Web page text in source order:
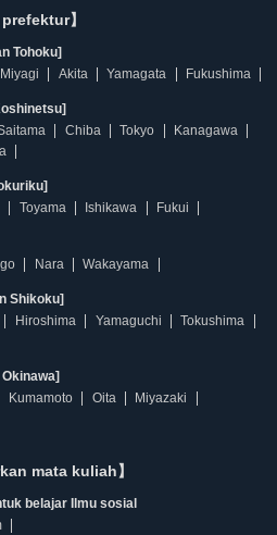
】
Tohoku]
Miyagi Akita Yamagata Fukushima
Chiba Tokyo
Kanagawa
Toyama Ishikawa Fukui
Nara Wakayama
Shikoku]
Hiroshima Yamaguchi
Tokushima
Kumamoto Oita
Miyazaki
mata kuliah】
belajar Ilmu sosial